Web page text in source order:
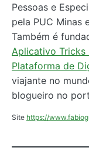
Pessoas e
pela PUC Minas
Também é
Aplicativo Tricks
Plataforma de
viajante no
blogueiro no
Site https://